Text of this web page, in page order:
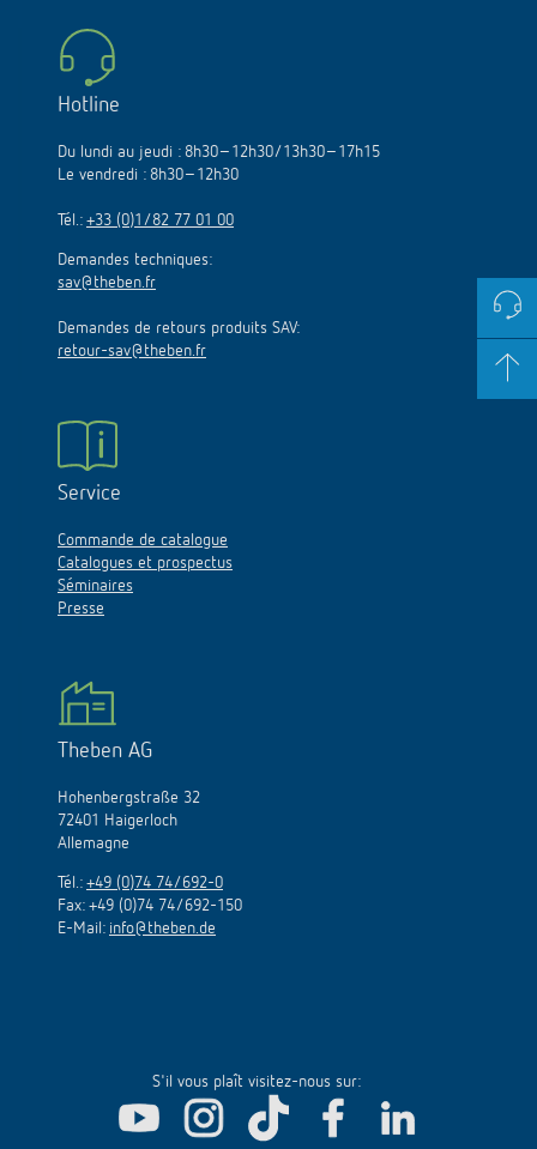
Hotline
Du lundi au jeudi : 8h30–12h30/13h30–17h15
Le vendredi : 8h30–12h30
Tél.: +33 (0)1/82 77 01 00
Demandes techniques:
sav@theben.fr
Demandes de retours produits SAV:
retour-sav@theben.fr
Service
Commande de catalogue
Catalogues et prospectus
Séminaires
Presse
Theben AG
Hohenbergstraße 32
72401 Haigerloch
Allemagne
Tél.: +49 (0)74 74/692-0
Fax: +49 (0)74 74/692-150
E-Mail: info@theben.de
S'il vous plaît visitez-nous sur: